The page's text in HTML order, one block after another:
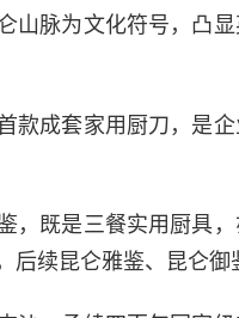
山脉为文化符号，凸
款成套家用厨刀，是
，既是三餐实用厨具
后续昆仑雅鉴、昆仑